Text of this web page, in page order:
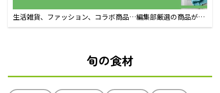
生活雑貨、ファッション、コラボ商品…編集部厳選の商品が買
えるECサイト
旬の食材